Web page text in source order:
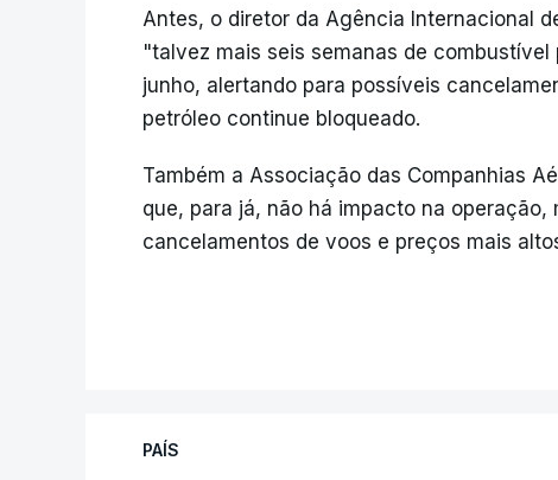
Antes, o diretor da Agência Internacional
"talvez mais seis semanas de
junho, alertando para possíveis
petróleo continue bloqueado.
Também a Associação das Companhias
que, para já, não há impacto na operação,
cancelamentos de voos e preços mais
PAÍS